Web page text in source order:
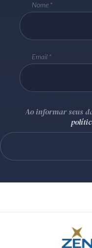
Nome
Email
Ao informar seus